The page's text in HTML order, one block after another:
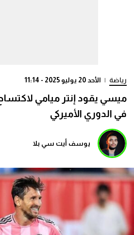
رياضة | الأحد 20 يوليو 2025 - 11:14
ميسي يقود إنتر ميامي
في الدوري الأميركي
يوسف أيت سي بلا